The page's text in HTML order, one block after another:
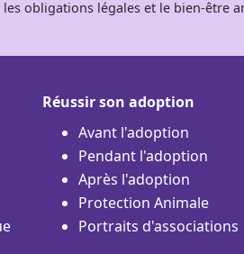
obligations légales et le bien-être
Réussir son adoption
Avant l'adoption
Pendant l'adoption
Après l'adoption
Protection Animale
Portraits d'associations